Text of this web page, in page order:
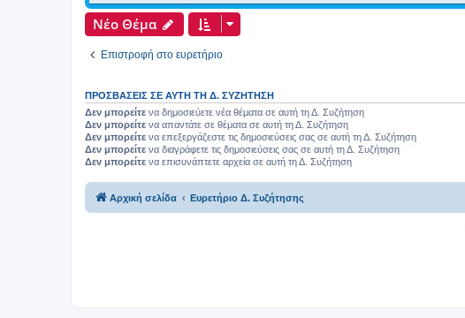
Νέο Θέμα
Επιστροφή στο ευρετήριο
ΠΡΟΣΒΆΣΕΙΣ ΣΕ ΑΥΤΉ ΤΗ Δ. ΣΥΖΉΤΗΣΗ
Δεν μπορείτε να δημοσιεύετε νέα θέματα σε αυτή τη Δ. Συζήτηση
Δεν μπορείτε να απαντάτε σε θέματα σε αυτή τη Δ. Συζήτηση
Δεν μπορείτε να επεξεργάζεστε τις δημοσιεύσεις σας σε αυτή τη Δ. Συζήτηση
Δεν μπορείτε να διαγράφετε τις δημοσιεύσεις σας σε αυτή τη Δ. Συζήτηση
Δεν μπορείτε να επισυνάπτετε αρχεία σε αυτή τη Δ. Συζήτηση
Αρχική σελίδα Ευρετήριο Δ. Συζήτησης